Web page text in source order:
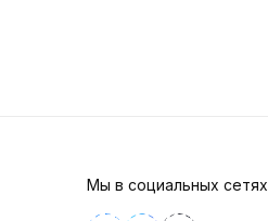
Мы в социальных сетях